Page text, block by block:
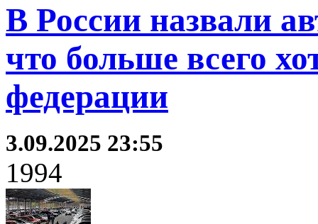
В России назвали
что больше всего
федерации
3.09.2025 23:55
1994